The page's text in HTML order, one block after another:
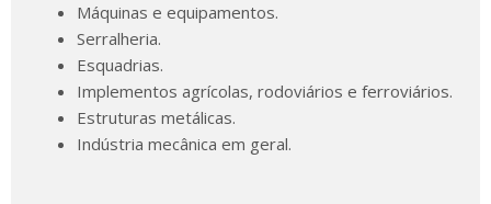
Máquinas e equipamentos.
Serralheria.
Esquadrias.
Implementos agrícolas, rodoviários e ferroviários.
Estruturas metálicas.
Indústria mecânica em geral.